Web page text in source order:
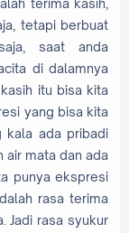
terima kasih,
tetapi berbuat
saat anda
di dalamnya
itu bisa kita
yang bisa kita
kala ada pribadi
mata dan ada
punya ekspresi
rasa terima
Jadi rasa syukur